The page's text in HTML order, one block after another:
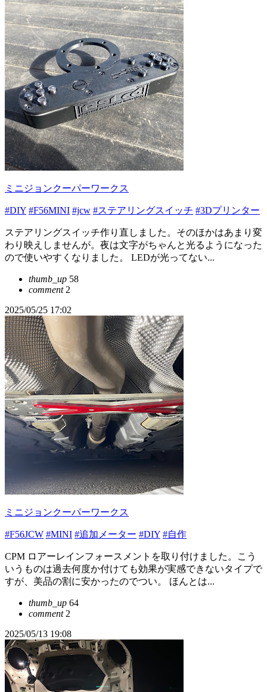
ミニジョンクーパーワークス
#DIY #F56MINI #jcw #ステアリングスイッチ #3Dプリンター
ステアリングスイッチ作り直しました。そのほかはあまり変
わり映えしませんが。夜は文字がちゃんと光るようになった
ので使いやすくなりました。 LEDが光ってない...
thumb_up 58
comment2
2025/05/25 17:02
ミニジョンクーパーワークス
#F56JCW #MINI #追加メーター #DIY #自作
CPM ロアーレインフォースメントを取り付けました。こう
いうものは過去何度か付けても効果が実感できないタイプで
すが、美品の割に安かったのでつい。 ほんとは...
thumb_up 64
comment2
2025/05/13 19:08